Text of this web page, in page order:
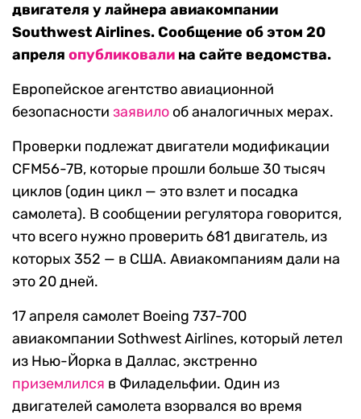
двигателя у лайнера авиакомпании
Southwest Airlines. Сообщение об этом 20
апреля опубликовали на сайте ведомства.
Европейское агентство авиационной
безопасности заявило об аналогичных мерах.
Проверки подлежат двигатели модификации
CFM56-7B, которые прошли больше 30 тысяч
циклов (один цикл — это взлет и посадка
самолета). В сообщении регулятора говорится,
что всего нужно проверить 681 двигатель, из
которых 352 — в США. Авиакомпаниям дали на
это 20 дней.
17 апреля самолет Boeing 737-700
авиакомпании Sothwest Airlines, который летел
из Нью-Йорка в Даллас, экстренно
приземлился в Филадельфии. Один из
двигателей самолета взорвался во время